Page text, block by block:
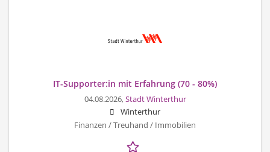
IT-Supporter:in mit Erfahrung (70 - 80%)
04.08.2026,Stadt Winterthur
Winterthur
Finanzen / Treuhand / Immobilien